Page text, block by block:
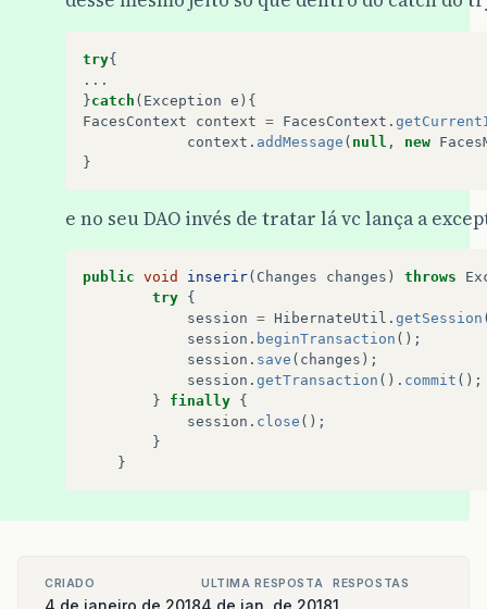
try{
...
}catch ( Exception e ){
FacesContext
context = FacesContext .
context . addMessage ( null , new
}
e no seu DAO invés de tratar lá vc lança a
public void inserir( Changes changes ) throws
try {
session = HibernateUtil . getSession
session . beginTransaction ();
session . save ( changes );
session . getTransaction (). commit ();
}
finally {
session . close ();
}
}
CRIADO
4 de janeiro de 2018
ULTIMA RESPOSTA
4 de jan. de 2018
RESPOSTAS
1